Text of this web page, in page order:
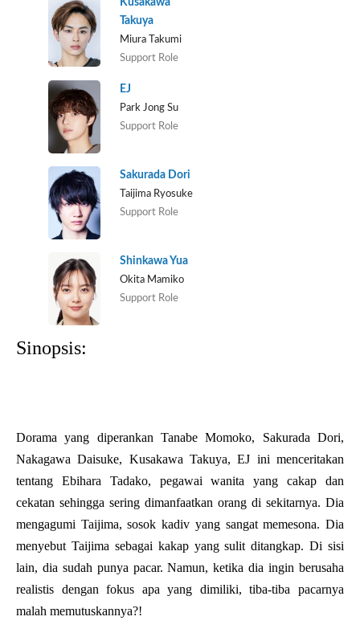
Takuya
Miura Takumi
Support Role
EJ
Park Jong Su
Support Role
Sakurada Dori
Taijima Ryosuke
Support Role
Shinkawa Yua
Okita Mamiko
Support Role
Sinopsis:
Dorama yang diperankan Tanabe Momoko, Sakurada Dori,
Nakagawa Daisuke, Kusakawa Takuya, EJ ini menceritakan
tentang Ebihara Tadako, pegawai wanita yang cakap dan
cekatan sehingga sering dimanfaatkan orang di sekitarnya. Dia
mengagumi Taijima, sosok kadiv yang sangat memesona. Dia
menyebut Taijima sebagai kakap yang sulit ditangkap. Di sisi
lain, dia sudah punya pacar. Namun, ketika dia ingin berusaha
realistis dengan fokus apa yang dimiliki, tiba-tiba pacarnya
malah memutuskannya?!